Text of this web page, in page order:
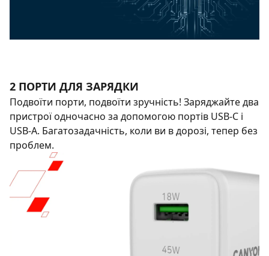
2 ПОРТИ ДЛЯ ЗАРЯДКИ
Подвоїти порти, подвоїти зручність! Заряджайте два
пристрої одночасно за допомогою портів USB-C і
USB-A. Багатозадачність, коли ви в дорозі, тепер без
проблем.